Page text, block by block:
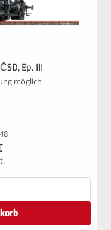
Ep. III
möglich